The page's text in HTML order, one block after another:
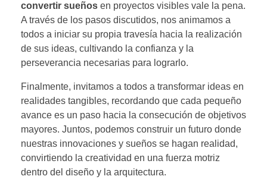
convertir sueños en proyectos visibles vale la pena.
A través de los pasos discutidos, nos animamos a
todos a iniciar su propia travesía hacia la realización
de sus ideas, cultivando la confianza y la
perseverancia necesarias para lograrlo.
Finalmente, invitamos a todos a transformar ideas en
realidades tangibles, recordando que cada pequeño
avance es un paso hacia la consecución de objetivos
mayores. Juntos, podemos construir un futuro donde
nuestras innovaciones y sueños se hagan realidad,
convirtiendo la creatividad en una fuerza motriz
dentro del diseño y la arquitectura.